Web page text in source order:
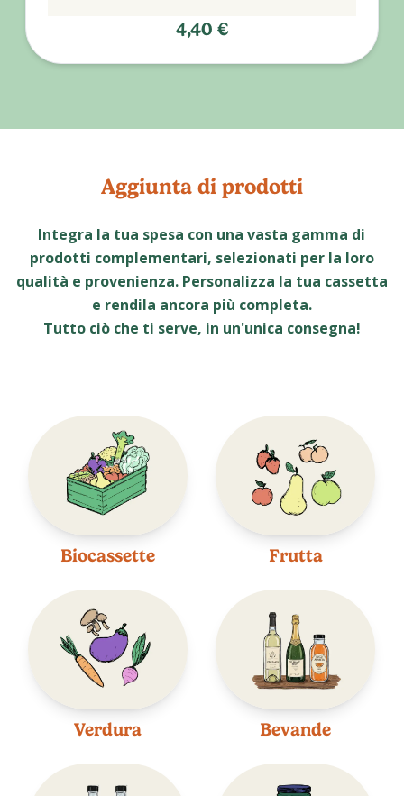
4,40 €
Aggiunta di prodotti
Integra la tua spesa con una vasta gamma di
prodotti complementari, selezionati per la loro
qualità e provenienza. Personalizza la tua cassetta
e rendila ancora più completa.
Tutto ciò che ti serve, in un'unica consegna!
Biocassette Frutta
Verdura Bevande